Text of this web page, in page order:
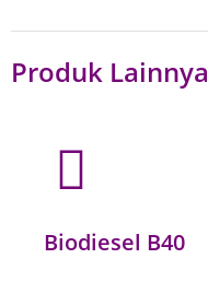
Produk Lainnya
Biodiesel B40